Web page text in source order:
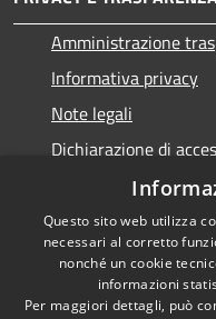
Amministrazione
Informativa privacy
Note legali
Dichiarazione di
Accessibilità
Questo sito web utilizza
necessari al corretto
nonché un cookie
informazioni
Per maggiori dettagli, può